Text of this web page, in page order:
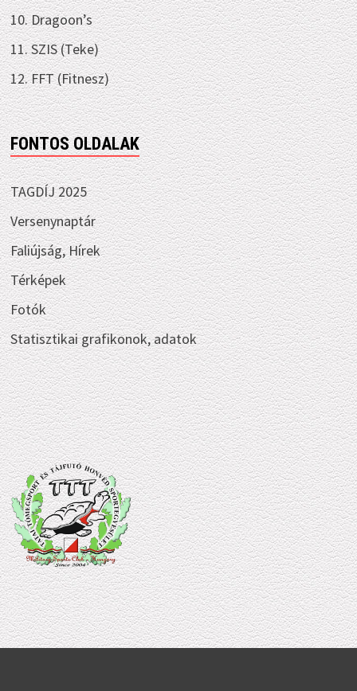
10. Dragoon’s
11. SZIS (Teke)
12. FFT (Fitnesz)
FONTOS OLDALAK
TAGDÍJ 2025
Versenynaptár
Faliújság, Hírek
Térképek
Fotók
Statisztikai grafikonok, adatok